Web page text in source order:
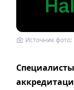
Источник